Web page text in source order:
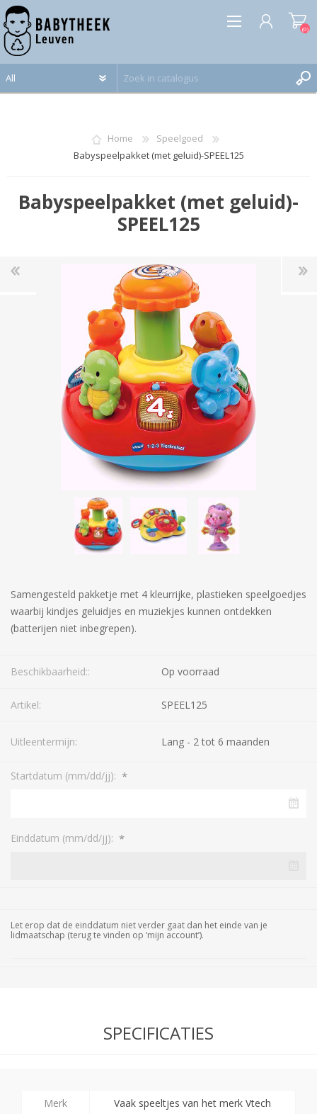
(0)
Home
Speelgoed
Babyspeelpakket (met geluid)-SPEEL125
Babyspeelpakket (met geluid)-
SPEEL125
Samengesteld pakketje met 4 kleurrijke, plastieken speelgoedjes
waarbij kindjes geluidjes en muziekjes kunnen ontdekken
(batterijen niet inbegrepen).
Beschikbaarheid:: Op voorraad
Artikel: SPEEL125
Uitleentermijn: Lang - 2 tot 6 maanden
Startdatum (mm/dd/jj): *
Einddatum (mm/dd/jj): *
Let erop dat de einddatum niet verder gaat dan het einde van je
lidmaatschap (terug te vinden op ‘mijn account’).
SPECIFICATIES
Merk
Vaak speeltjes van het merk Vtech